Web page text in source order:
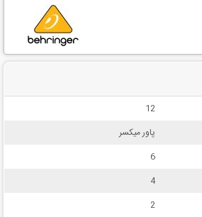
12
پاور میکسر
6
4
2